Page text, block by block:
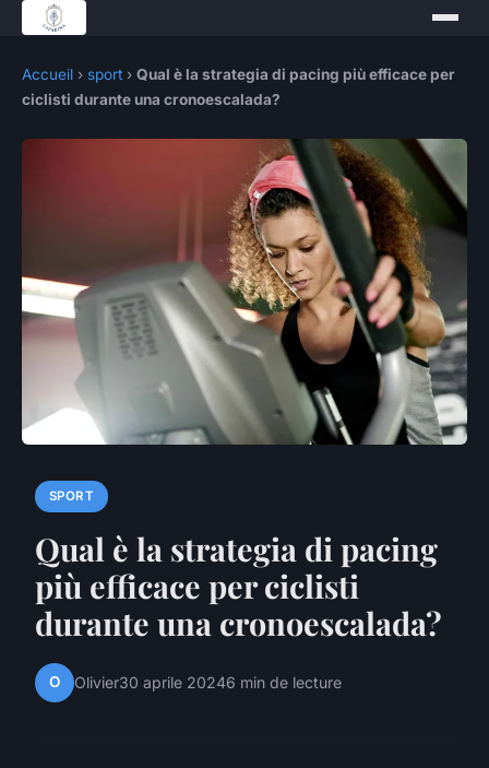
Accueil › sport › Qual è la strategia di pacing più efficace per
ciclisti durante una cronoescalada?
SPORT
Qual è la strategia di pacing
più efficace per ciclisti
durante una cronoescalada?
O Olivier30 aprile 20246 min de lecture